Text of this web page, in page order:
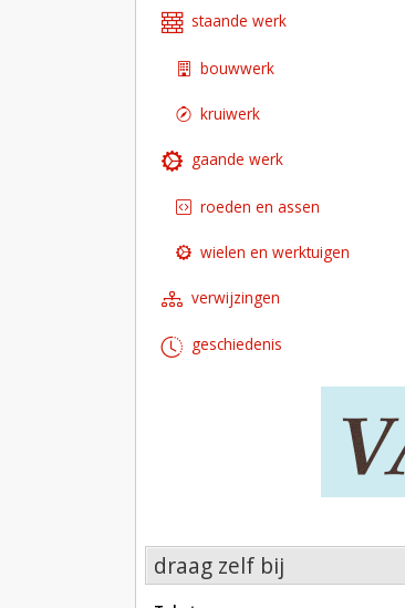
staande werk
bouwwerk
kruiwerk
gaande werk
roeden en assen
wielen en werktuigen
verwijzingen
geschiedenis
draag zelf bij